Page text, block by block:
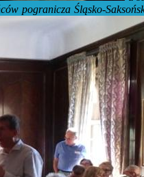
pogranicza Śląsko-